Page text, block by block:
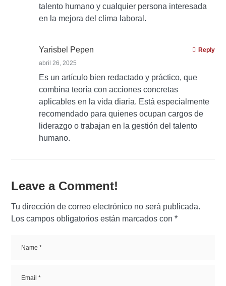
talento humano y cualquier persona interesada
en la mejora del clima laboral.
Yarisbel Pepen
abril 26, 2025
Es un artículo bien redactado y práctico, que
combina teoría con acciones concretas
aplicables en la vida diaria. Está especialmente
recomendado para quienes ocupan cargos de
liderazgo o trabajan en la gestión del talento
humano.
Reply
Leave a Comment!
Tu dirección de correo electrónico no será publicada.
Los campos obligatorios están marcados con*